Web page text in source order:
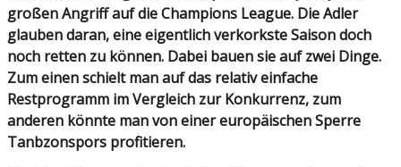
großen Angriff auf die Champions League. Die Adler
glauben daran, eine eigentlich verkorkste Saison doch
noch retten zu können. Dabei bauen sie auf zwei Dinge.
Zum einen schielt man auf das relativ einfache
Restprogramm im Vergleich zur Konkurrenz, zum
anderen könnte man von einer europäischen Sperre
Tanbzonspors profitieren.